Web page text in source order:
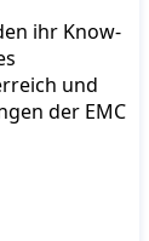
ihr Know-
und
der EMC